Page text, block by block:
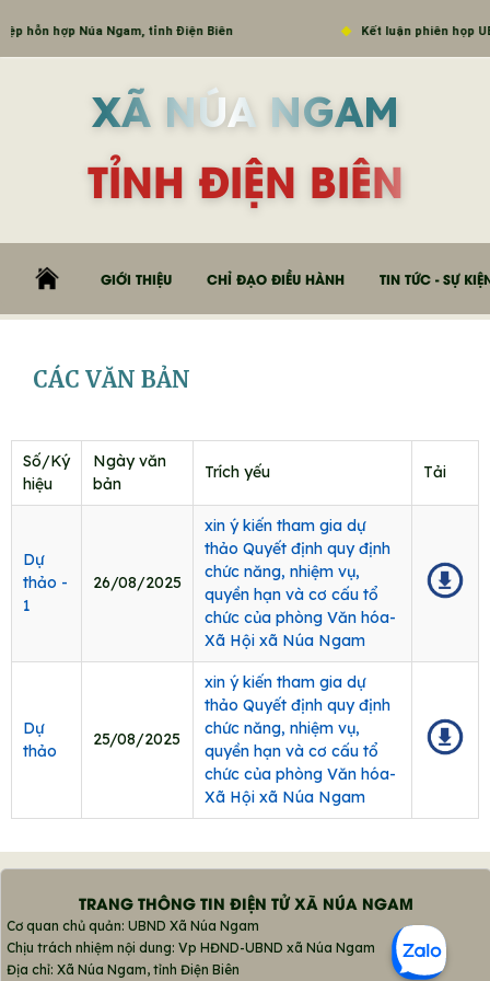
hỗn hợp Núa Ngam, tỉnh Điện Biên Kết luận phiên họp
XÃ NÚA NGAM
TỈNH ĐIỆN BIÊN
GIỚI THIỆU CHỈ ĐẠO ĐIỀU HÀNH TIN TỨC - SỰ
CÁC VĂN BẢN
Số/Ký
hiệu
Ngày văn
bản
Trích yếu Tải
Dự
thảo -
1
26/08/2025
xin ý kiến tham gia dự
thảo Quyết định quy định
chức năng, nhiệm vụ,
quyền hạn và cơ cấu tổ
chức của phòng Văn hóa-
Xã Hội xã Núa Ngam
Dự
thảo
25/08/2025
xin ý kiến tham gia dự
thảo Quyết định quy định
chức năng, nhiệm vụ,
quyền hạn và cơ cấu tổ
chức của phòng Văn hóa-
Xã Hội xã Núa Ngam
TRANG THÔNG TIN ĐIỆN TỬ XÃ NÚA NGAM
Cơ quan chủ quản: UBND Xã Núa Ngam
Chịu trách nhiệm nội dung: Vp HĐND-UBND xã Núa Ngam
Địa chỉ: Xã Núa Ngam, tỉnh Điện Biên